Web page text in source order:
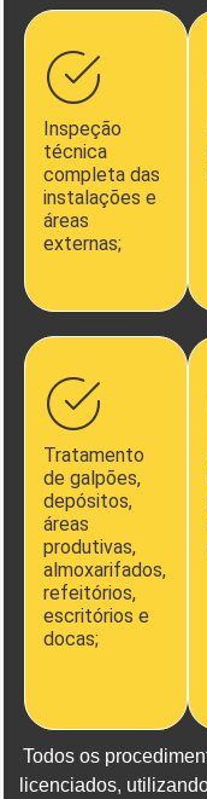
Inspeção
técnica
completa das
instalações e
áreas
externas;
Tratamento
de galpões,
depósitos,
áreas
produtivas,
almoxarifados,
refeitórios,
escritórios e
docas;
Todos os
licenciados,